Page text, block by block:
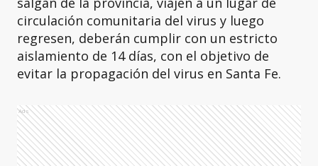
circulación comunitaria del virus y luego
regresen, deberán cumplir con un estricto
aislamiento de 14 días, con el objetivo de
evitar la propagación del virus en Santa Fe.
Ads